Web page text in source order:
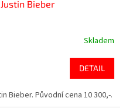
Bieber
Skladem
DETAIL
Bieber. Původní cena 10 300,-.